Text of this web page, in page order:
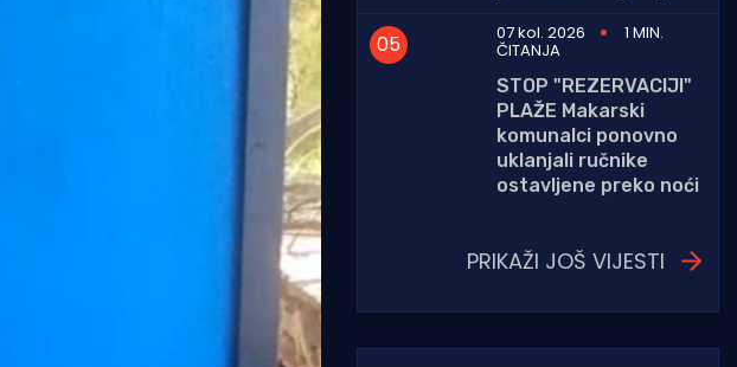
07 kol. 2026
1 MIN.
ČITANJA
STOP "REZERVACIJI"
PLAŽE Makarski
komunalci ponovno
uklanjali ručnike
ostavljene preko noći
PRIKAŽI JOŠ VIJESTI